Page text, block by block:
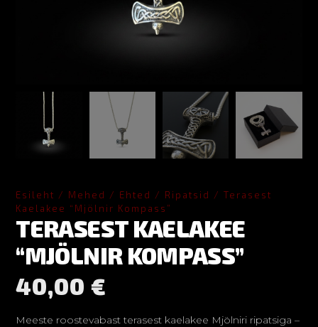
Esileht / Mehed / Ehted / Ripatsid / Terasest
Kaelakee “Mjölnir Kompass”
TERASEST KAELAKEE
“MJÖLNIR KOMPASS”
40,00€
Meeste roostevabast terasest kaelakee Mjölniri ripatsiga –